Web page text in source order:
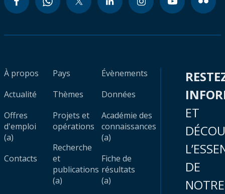
À propos
Actualité
Offres
d'emploi
(a)
Contacts
Pays
Thèmes
Projets et
opérations
Recherche
et
publications
(a)
Évènements
Données
Académie des
connaissances
(a)
Fiche de
résultats
(a)
ET
DE
NOTRE